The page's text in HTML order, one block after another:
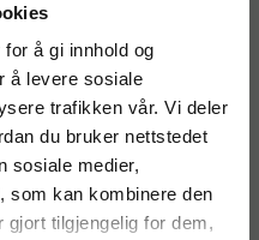
å gi innhold og
å levere sosiale
trafikken vår. Vi deler
du bruker nettstedet
sosiale medier,
som kan kombinere den
gjort tilgjengelig for dem,
Breakfast (100)
258kr